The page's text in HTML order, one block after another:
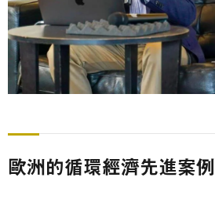
歐洲的循環經濟先進案例